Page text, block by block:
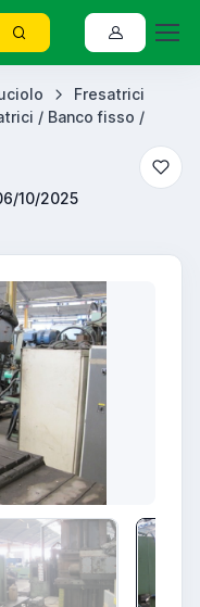
Fresatrici
/ Banco fisso /
10/2025